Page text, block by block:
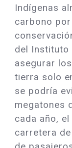
Indígenas
carbono
del Instituto
asegurar
tierra solo
se podría
megatones
cada año,
carretera